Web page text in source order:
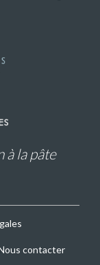
à la pâte
contacter